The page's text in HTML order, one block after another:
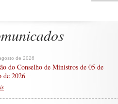
de 2026
do Conselho de Ministros de 05 de
de 2026